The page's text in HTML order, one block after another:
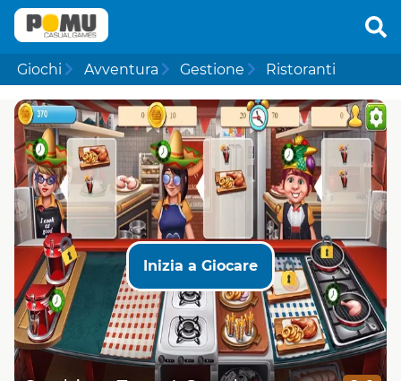
Giochi Avventura Gestione Ristoranti
Inizia a Giocare